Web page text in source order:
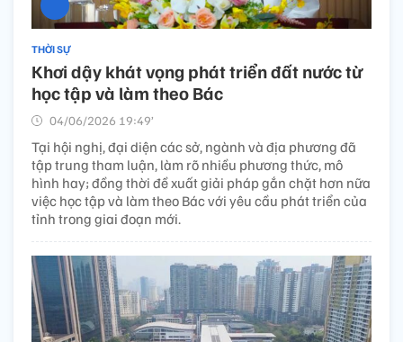
THỜI SỰ
Khơi dậy khát vọng phát triển đất nước từ
học tập và làm theo Bác
04/06/2026 19:49’
Tại hội nghị, đại diện các sở, ngành và địa phương đã
tập trung tham luận, làm rõ nhiều phương thức, mô
hình hay; đồng thời đề xuất giải pháp gắn chặt hơn nữa
việc học tập và làm theo Bác với yêu cầu phát triển của
tỉnh trong giai đoạn mới.